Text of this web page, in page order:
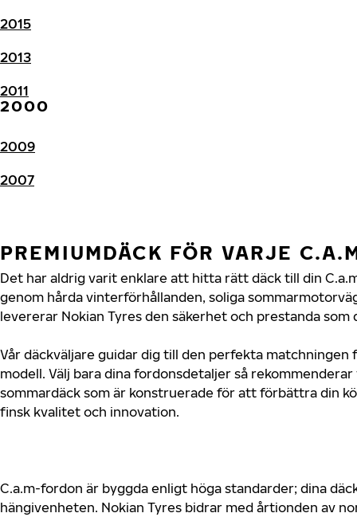
2015
2013
2011
2000
2009
2007
PREMIUMDÄCK FÖR VARJE
Det har aldrig varit enklare att hitta rätt däck till din
genom hårda vinterförhållanden, soliga
levererar Nokian Tyres den säkerhet och prestanda som
Vår däckväljare guidar dig till den perfekta matchningen
modell. Välj bara dina fordonsdetaljer så
sommardäck som är konstruerade för att förbättra din
finsk kvalitet och innovation.
C.a.m-fordon är byggda enligt höga standarder; dina
hängivenheten. Nokian Tyres bidrar med årtionden av